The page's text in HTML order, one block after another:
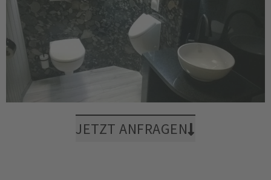
JETZT ANFRAGEN